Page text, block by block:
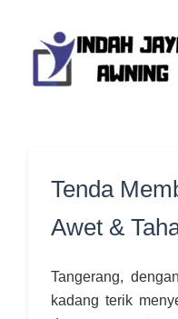
konten
Tenda
Awet &
Tangerang,
kadang terik